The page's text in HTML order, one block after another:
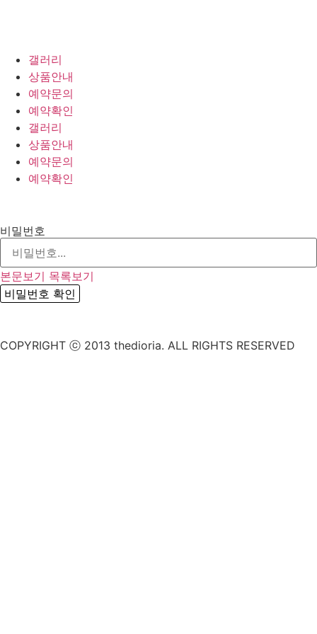
갤러리
상품안내
예약문의
예약확인
갤러리
상품안내
예약문의
예약확인
비밀번호
본문보기 목록보기
비밀번호 확인
COPYRIGHT ⓒ 2013 thedioria. ALL RIGHTS RESERVED